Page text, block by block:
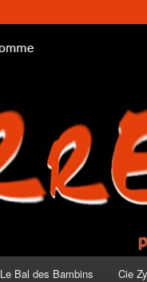
Le Bal des Bambins Cie